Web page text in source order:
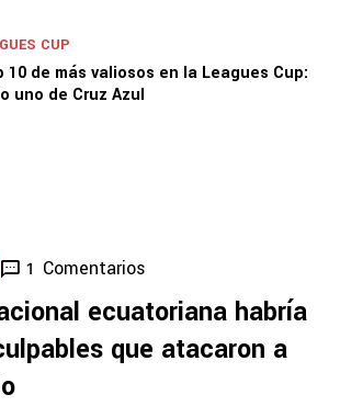
CUP
10 de más valiosos en la Leagues Cup:
uno de Cruz Azul
1 Comentarios
ecuatoriana habría
que atacaron a